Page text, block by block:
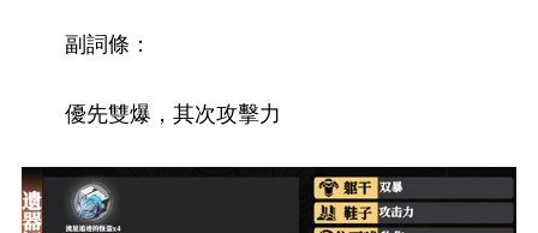
副詞條：
優先雙爆，其次攻擊力